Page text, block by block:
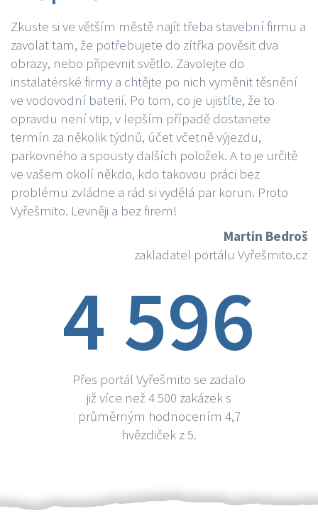
Zkuste si ve větším městě najít třeba stavební firmu a
zavolat tam, že potřebujete do zítřka pověsit dva
obrazy, nebo připevnit světlo. Zavolejte do
instalatérské firmy a chtějte po nich vyměnit těsnění
ve vodovodní baterií. Po tom, co je ujistíte, že to
opravdu není vtip, v lepším případě dostanete
termín za několik týdnů, účet včetně výjezdu,
parkovného a spousty dalších položek. A to je určitě
ve vašem okolí někdo, kdo takovou práci bez
problému zvládne a rád si vydělá par korun. Proto
Vyřešmito. Levněji a bez firem!
Martin Bedroš
zakladatel portálu Vyřešmito.cz
4 596
Přes portál Vyřešmito se zadalo
již více než 4 500 zakázek s
průměrným hodnocením 4,7
hvězdiček z 5.